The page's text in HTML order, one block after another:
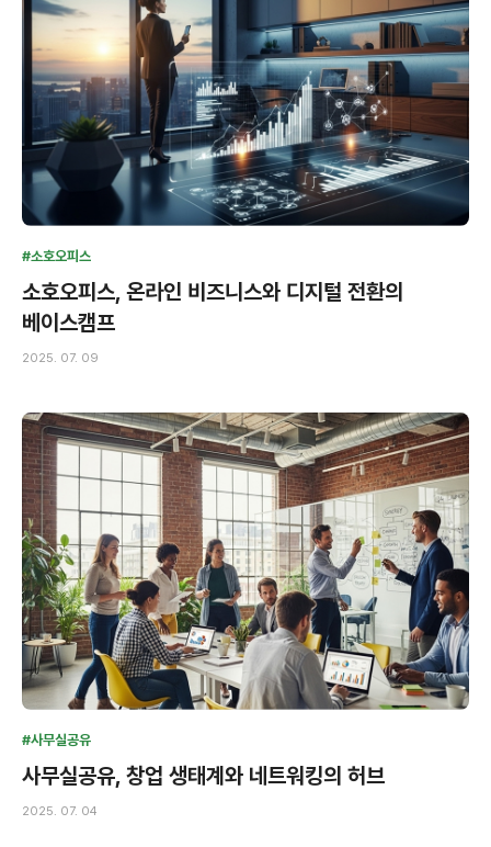
#소호오피스
소호오피스, 온라인 비즈니스와 디지털 전환의
베이스캠프
2025. 07. 09
#사무실공유
사무실공유, 창업 생태계와 네트워킹의 허브
2025. 07. 04